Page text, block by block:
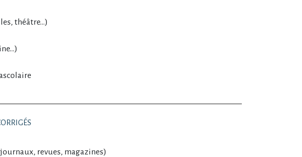
théâtre…)
revues, magazines)